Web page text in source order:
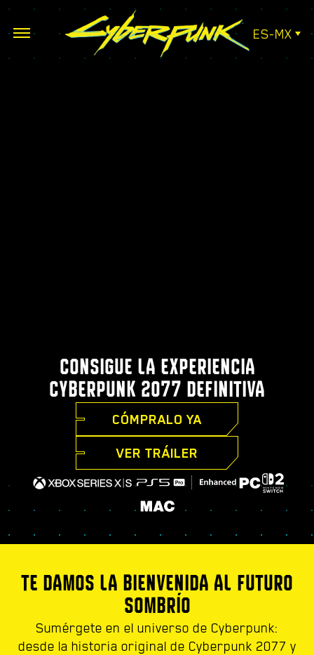
ES-MX
CONSIGUE LA EXPERIENCIA
CYBERPUNK 2077 DEFINITIVA
CÓMPRALO YA
VER TRÁILER
TE DAMOS LA BIENVENIDA AL FUTURO
SOMBRÍO
Sumérgete en el universo de Cyberpunk:
desde la historia original de Cyberpunk 2077 y